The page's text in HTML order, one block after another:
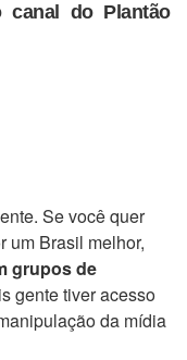
canal do Plantão
Se você quer
um Brasil melhor,
grupos de
gente tiver acesso
da mídia